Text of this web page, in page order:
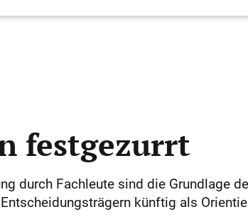
festgezurrt
durch Fachleute sind die Grundlage
künftig als